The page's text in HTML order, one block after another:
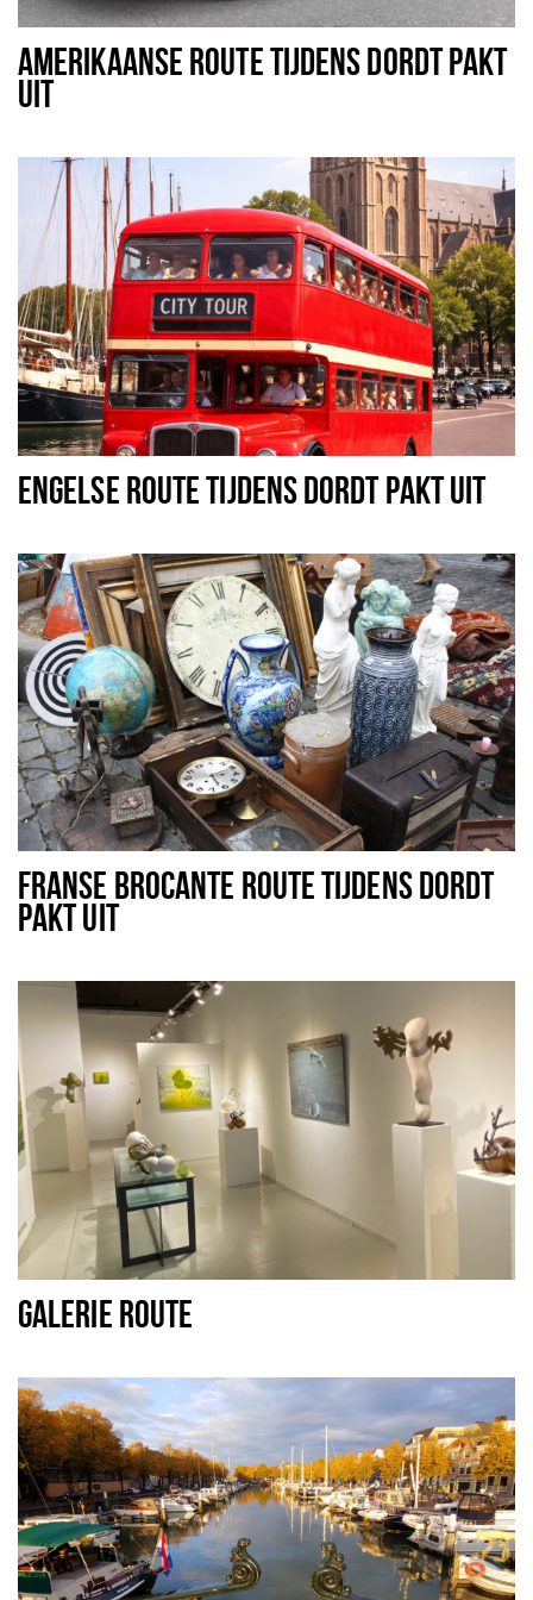
Recreatief
Winkels
Winkelgebieden
Bezienswaardigheden
Musea, theaters & podia
Uitjes & activiteiten
Toeristische routes
Sport
Natuur
Inloggen
AMERIKAANSE ROUTE TIJDENS DORDT PAKT
UIT
ENGELSE ROUTE TIJDENS DORDT PAKT UIT
FRANSE BROCANTE ROUTE TIJDENS DORDT
PAKT UIT
GALERIE ROUTE